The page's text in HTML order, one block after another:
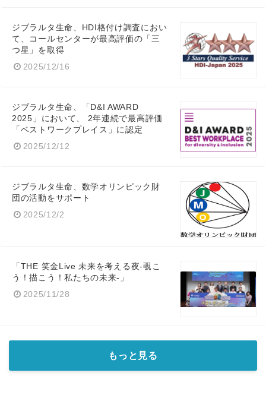
ジブラルタ生命、HDI格付け調査におい
て、コールセンターが最高評価の「三
つ星」を取得
2025/12/16
ジブラルタ生命、「D&I AWARD
2025」において、 2年連続で最高評価
「ベストワークプレイス」に認定
2025/12/12
ジブラルタ生命、数学オリンピック財
団の活動をサポート
2025/12/2
「THE 笑金Live 未来を考える夜-覗こ
う！描こう！私たちの未来-」
2025/11/28
もっと見る